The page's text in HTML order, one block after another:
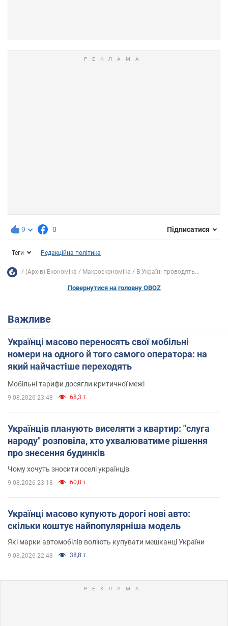
9 0 Підписатися
Теги Редакційна політика
(Архів) Економіка Mакроекономіка В Україні проводять...
Повернутися на головну OBOZ
Важливе
Українці масово переносять свої мобільні
номери на одного й того самого оператора: на
який найчастіше переходять
Мобільні тарифи досягли критичної межі
9.08.2026 23:48 68,3 т.
Українців планують виселяти з квартир: "слуга
народу" розповіла, хто ухвалюватиме рішення
про знесення будинків
Чому хочуть зносити оселі українців
9.08.2026 23:18 60,8 т.
Українці масово купують дорогі нові авто:
скільки коштує найпопулярніша модель
Які марки автомобілів воліють купувати мешканці України
9.08.2026 22:48 38,8 т.